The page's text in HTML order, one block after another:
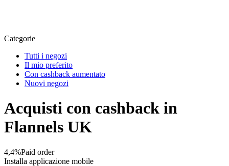
Categorie
Tutti i negozi
Il mio preferito
Con cashback aumentato
Nuovi negozi
Acquisti con cashback in
Flannels UK
4,4%Paid order
Installa applicazione mobile